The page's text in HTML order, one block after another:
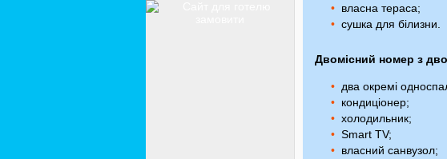
власна тераса;
сушка для білизни.
Двомісний номер з
два окремі
кондиціонер;
холодильник;
Smart TV;
власний санвузол;